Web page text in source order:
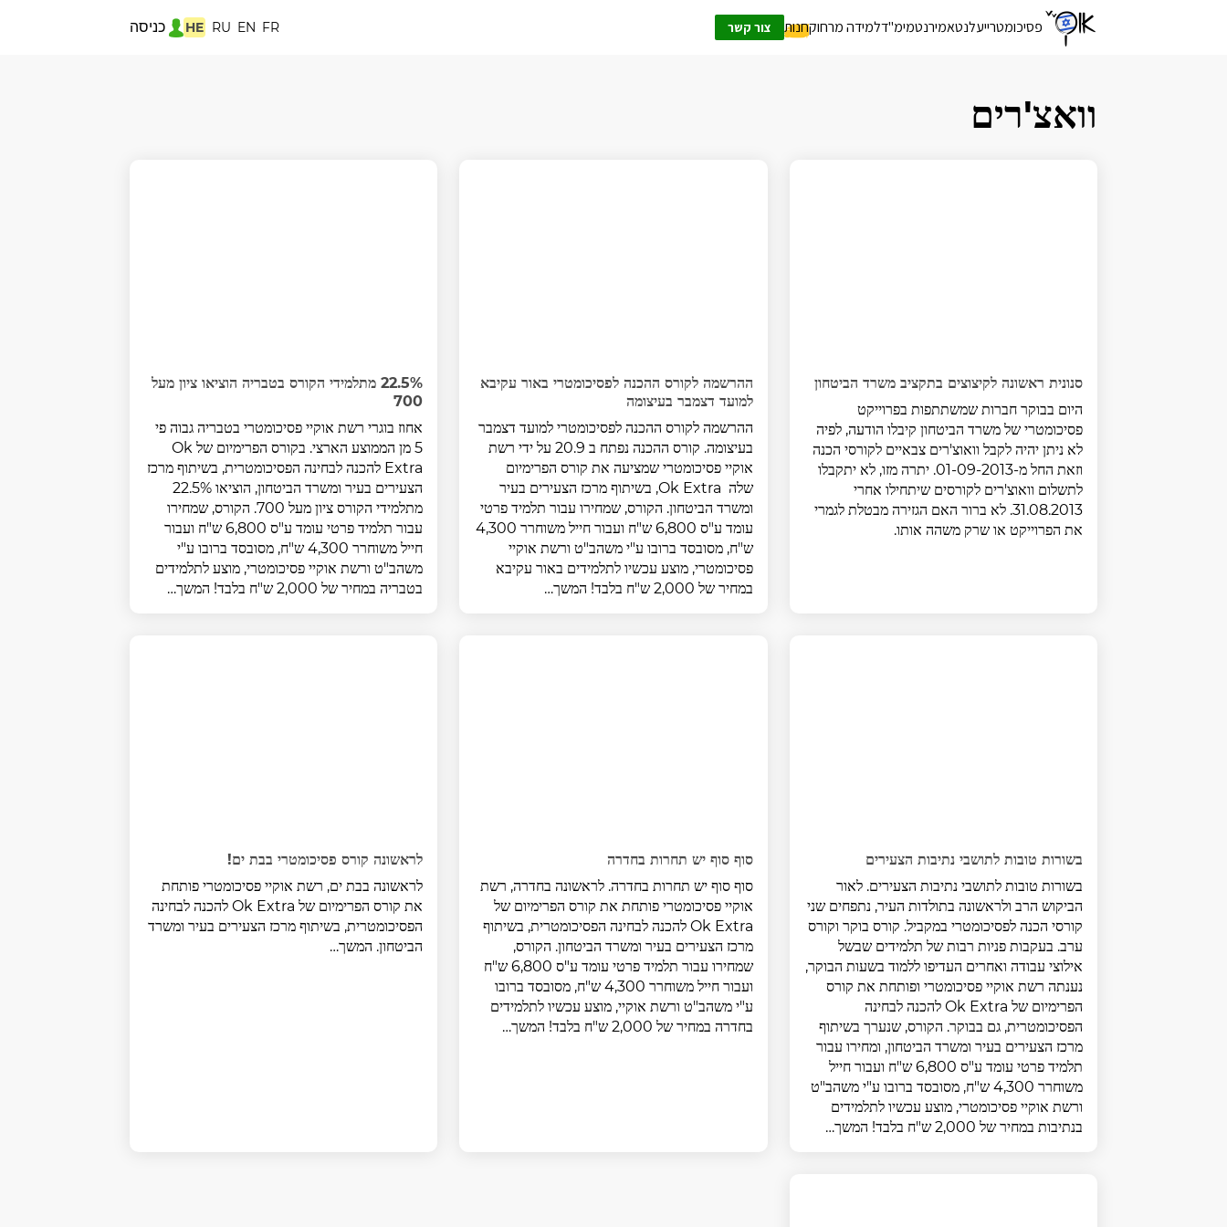
פסיכומטרייעלנטאמירנטמימ"דלמידה מרחוקחנות צור קשר HE RU EN FR כניסה
וואצ'רים
סנונית ראשונה לקיצוצים בתקציב משרד הביטחון
היום בבוקר חברות שמשתתפות בפרוייקט
פסיכומטרי של משרד הביטחון קיבלו הודעה, לפיה
לא ניתן יהיה לקבל וואוצ'רים צבאיים לקורסי הכנה
וזאת החל מ-01-09-2013. יתרה מזו, לא יתקבלו
לתשלום וואוצ'רים לקורסים שיתחילו אחרי
31.08.2013. לא ברור האם הגזירה מבטלת לגמרי
את הפרוייקט או שרק משהה אותו.
ההרשמה לקורס ההכנה לפסיכומטרי באור עקיבא
למועד דצמבר בעיצומה
ההרשמה לקורס ההכנה לפסיכומטרי למועד דצמבר
בעיצומה. קורס ההכנה נפתח ב 20.9 על ידי רשת
אוקיי פסיכומטרי שמציעה את קורס הפרימיום
שלה Ok Extra, בשיתוף מרכז הצעירים בעיר
ומשרד הביטחון. הקורס, שמחירו עבור תלמיד פרטי
עומד ע"ס 6,800 ש"ח ועבור חייל משוחרר 4,300
ש"ח, מסובסד ברובו ע"י משהב"ט ורשת אוקיי
פסיכומטרי, מוצע עכשיו לתלמידים באור עקיבא
במחיר של 2,000 ש"ח בלבד! המשך…
22.5% מתלמידי הקורס בטבריה הוציאו ציון מעל
700
אחוז בוגרי רשת אוקיי פסיכומטרי בטבריה גבוה פי
5 מן הממוצע הארצי. בקורס הפרימיום של Ok
Extra להכנה לבחינה הפסיכומטרית, בשיתוף מרכז
הצעירים בעיר ומשרד הביטחון, הוציאו 22.5%
מתלמידי הקורס ציון מעל 700. הקורס, שמחירו
עבור תלמיד פרטי עומד ע"ס 6,800 ש"ח ועבור
חייל משוחרר 4,300 ש"ח, מסובסד ברובו ע"י
משהב"ט ורשת אוקיי פסיכומטרי, מוצע לתלמידים
בטבריה במחיר של 2,000 ש"ח בלבד! המשך…
בשורות טובות לתושבי נתיבות הצעירים
בשורות טובות לתושבי נתיבות הצעירים. לאור
הביקוש הרב ולראשונה בתולדות העיר, נתפחים שני
קורסי הכנה לפסיכומטרי במקביל. קורס בוקר וקורס
ערב. בעקבות פניות רבות של תלמידים שבשל
אילוצי עבודה ואחרים העדיפו ללמוד בשעות הבוקר,
נענתה רשת אוקיי פסיכומטרי ופותחת את קורס
הפרימיום של Ok Extra להכנה לבחינה
הפסיכומטרית, גם בבוקר. הקורס, שנערך בשיתוף
מרכז הצעירים בעיר ומשרד הביטחון, ומחירו עבור
תלמיד פרטי עומד ע"ס 6,800 ש"ח ועבור חייל
משוחרר 4,300 ש"ח, מסובסד ברובו ע"י משהב"ט
ורשת אוקיי פסיכומטרי, מוצע עכשיו לתלמידים
בנתיבות במחיר של 2,000 ש"ח בלבד! המשך…
סוף סוף יש תחרות בחדרה
סוף סוף יש תחרות בחדרה. לראשונה בחדרה, רשת
אוקיי פסיכומטרי פותחת את קורס הפרימיום של
Ok Extra להכנה לבחינה הפסיכומטרית, בשיתוף
מרכז הצעירים בעיר ומשרד הביטחון. הקורס,
שמחירו עבור תלמיד פרטי עומד ע"ס 6,800 ש"ח
ועבור חייל משוחרר 4,300 ש"ח, מסובסד ברובו
ע"י משהב"ט ורשת אוקיי, מוצע עכשיו לתלמידים
בחדרה במחיר של 2,000 ש"ח בלבד! המשך…
לראשונה קורס פסיכומטרי בבת ים!
לראשונה בבת ים, רשת אוקיי פסיכומטרי פותחת
את קורס הפרימיום של Ok Extra להכנה לבחינה
הפסיכומטרית, בשיתוף מרכז הצעירים בעיר ומשרד
הביטחון. המשך…